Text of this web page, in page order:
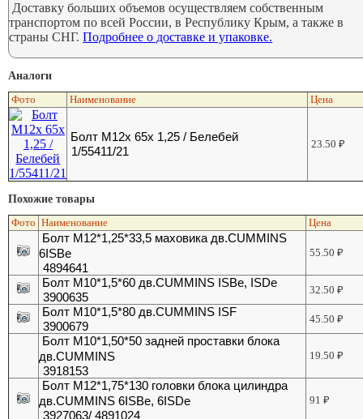
Доставку больших объемов осуществляем собственным
транспортом по всей России, в Республику Крым, а также в
страны СНГ.Подробнее о доставке и упаковке.
Аналоги
Фото Наименование Цена
Болт М12х 65х 1,25 / Белебей
1/55411/21
23.50₽
Похожие товары
Фото Наименование Цена
Болт M12*1,25*33,5 маховика дв.CUMMINS
6ISBe
4894641
55.50₽
Болт М10*1,5*60 дв.CUMMINS ISBe, ISDe
3900635
32.50₽
Болт М10*1,5*80 дв.CUMMINS ISF
3900679
45.50₽
Болт М10*1,50*50 задней проставки блока
дв.CUMMINS
3918153
19.50₽
Болт М12*1,75*130 головки блока цилиндра
дв.CUMMINS 6ISBe, 6ISDe
3927063/ 4891024
91₽